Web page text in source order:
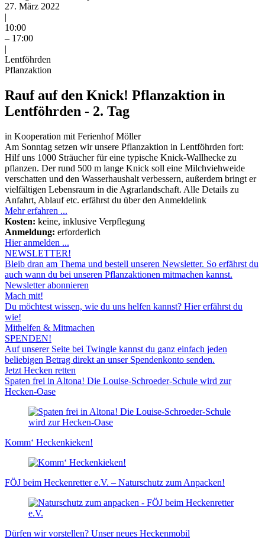
27. März 2022
|
10:00
– 17:00
|
Lentföhrden
Pflanzaktion
Rauf auf den Knick! Pflanzaktion in
Lentföhrden - 2. Tag
in Kooperation mit Ferienhof Möller
Am Sonntag setzen wir unsere Pflanzaktion in Lentföhrden fort:
Hilf uns 1000 Sträucher für eine typische Knick-Wallhecke zu
pflanzen. Der rund 500 m lange Knick soll eine Milchviehweide
verschatten und den Wasserhaushalt verbessern, außerdem bringt er
vielfältigen Lebensraum in die Agrarlandschaft. Alle Details zu
Anfahrt, Ablauf etc. erfährst du über den Anmeldelink
Mehr erfahren ...
Kosten: keine, inklusive Verpflegung
Anmeldung: erforderlich
Hier anmelden ...
NEWSLETTER!
Bleib dran am Thema und bestell unseren Newsletter. So erfährst du
auch wann du bei unseren Pflanzaktionen mitmachen kannst.
Newsletter abonnieren
Mach mit!
Du möchtest wissen, wie du uns helfen kannst? Hier erfährst du
wie!
Mithelfen & Mitmachen
SPENDEN!
Auf unserer Seite bei Twingle kannst du ganz einfach jeden
beliebigen Betrag direkt an unser Spendenkonto senden.
Jetzt Hecken retten
Spaten frei in Altona! Die Louise-Schroeder-Schule wird zur
Hecken-Oase
Komm‘ Heckenkieken!
FÖJ beim Heckenretter e.V. – Naturschutz zum Anpacken!
Dürfen wir vorstellen? Unser neues Heckenmobil